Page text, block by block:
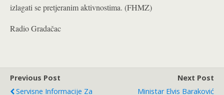
izlagati se pretjeranim aktivnostima. (FHMZ)
Radio Gradačac
Previous Post
Servisne Informacije Za
Next Post
Ministar Elvis Baraković